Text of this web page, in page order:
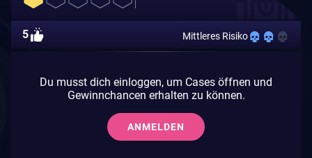
5 Mittleres Risiko
Du musst dich einloggen, um Cases öffnen und
Gewinnchancen erhalten zu können.
ANMELDEN